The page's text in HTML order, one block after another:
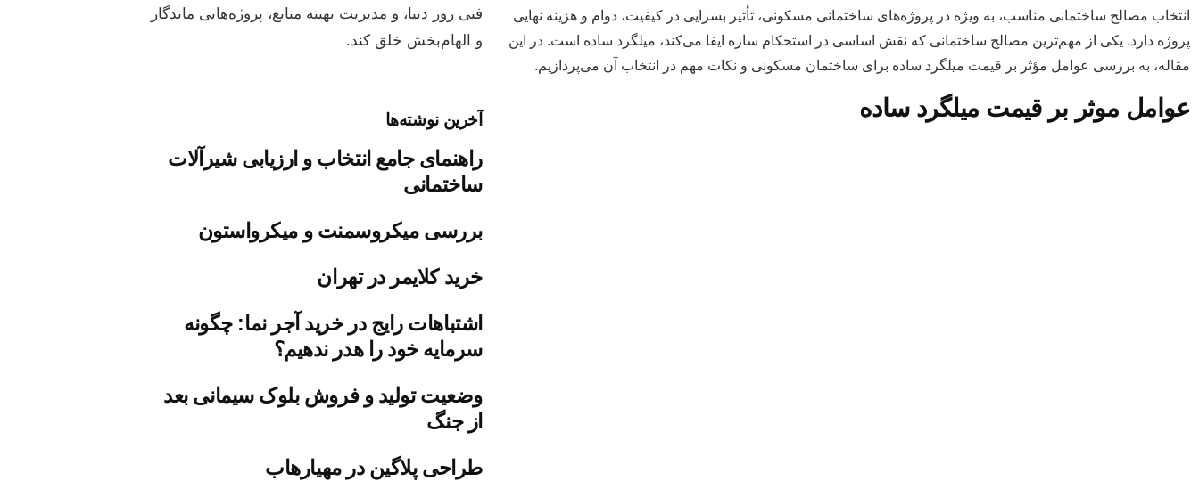
انتخاب مصالح ساختمانی مناسب، به ویژه در پروژه‌های ساختمانی مسکونی، تأثیر بسزایی در کیفیت، دوام و هزینه نهایی
پروژه دارد. یکی از مهم‌ترین مصالح ساختمانی که نقش اساسی در استحکام سازه ایفا می‌کند، میلگرد ساده است. در این
مقاله، به بررسی عوامل مؤثر بر قیمت میلگرد ساده برای ساختمان مسکونی و نکات مهم در انتخاب آن می‌پردازیم.
عوامل موثر بر قیمت میلگرد ساده
فنی روز دنیا، و مدیریت بهینه منابع، پروژه‌هایی ماندگار
و الهام‌بخش خلق کند.
آخرین نوشته‌ها
راهنمای جامع انتخاب و ارزیابی شیرآلات
ساختمانی
بررسی میکروسمنت و میکرواستون
خرید کلایمر در تهران
اشتباهات رایج در خرید آجر نما: چگونه
سرمایه خود را هدر ندهیم؟
وضعیت تولید و فروش بلوک سیمانی بعد
از جنگ
طراحی پلاگین در مهیارهاب